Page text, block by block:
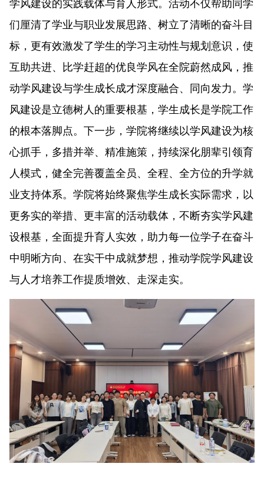
学风建设的实践载体与育人形式。活动不仅帮助同学
们厘清了学业与职业发展思路、树立了清晰的奋斗目
标，更有效激发了学生的学习主动性与规划意识，使
互助共进、比学赶超的优良学风在全院蔚然成风，推
动学风建设与学生成长成才深度融合、同向发力。学
风建设是立德树人的重要根基，学生成长是学院工作
的根本落脚点。下一步，学院将继续以学风建设为核
心抓手，多措并举、精准施策，持续深化朋辈引领育
人模式，健全完善覆盖全员、全程、全方位的升学就
业支持体系。学院将始终聚焦学生成长实际需求，以
更务实的举措、更丰富的活动载体，不断夯实学风建
设根基，全面提升育人实效，助力每一位学子在奋斗
中明晰方向、在实干中成就梦想，推动学院学风建设
与人才培养工作提质增效、走深走实。